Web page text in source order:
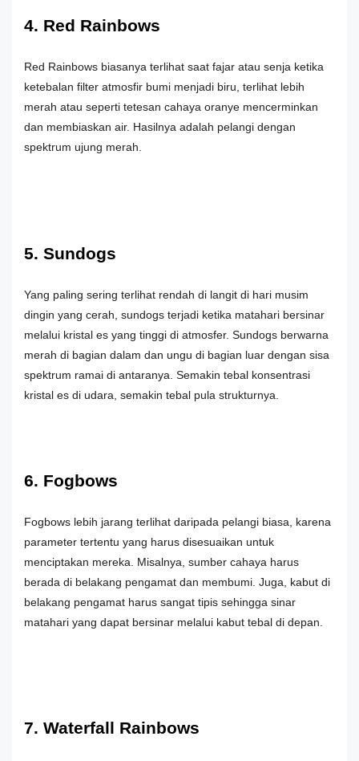
4. Red Rainbows
Red Rainbows biasanya terlihat saat fajar atau senja ketika
ketebalan filter atmosfir bumi menjadi biru, terlihat lebih
merah atau seperti tetesan cahaya oranye mencerminkan
dan membiaskan air. Hasilnya adalah pelangi dengan
spektrum ujung merah.
5. Sundogs
Yang paling sering terlihat rendah di langit di hari musim
dingin yang cerah, sundogs terjadi ketika matahari bersinar
melalui kristal es yang tinggi di atmosfer. Sundogs berwarna
merah di bagian dalam dan ungu di bagian luar dengan sisa
spektrum ramai di antaranya. Semakin tebal konsentrasi
kristal es di udara, semakin tebal pula strukturnya.
6. Fogbows
Fogbows lebih jarang terlihat daripada pelangi biasa, karena
parameter tertentu yang harus disesuaikan untuk
menciptakan mereka. Misalnya, sumber cahaya harus
berada di belakang pengamat dan membumi. Juga, kabut di
belakang pengamat harus sangat tipis sehingga sinar
matahari yang dapat bersinar melalui kabut tebal di depan.
7. Waterfall Rainbows